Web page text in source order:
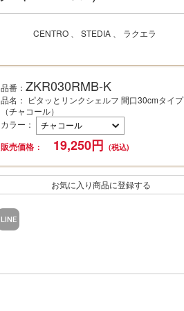
CENTRO STEDIA ラクエラ
品番： ZKR030RMB-K
品名： ピタッとリンクシェルフ 間口30cmタイプ
（チャコール）
カラー ：
販売価格
19,250円
お気に入り商品に登録する
LINE